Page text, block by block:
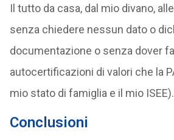
Il tutto da casa, dal mio divano,
senza chiedere nessun dato o
documentazione o senza dover
autocertificazioni di valori che la
mio stato di famiglia e il mio ISEE).
Conclusioni